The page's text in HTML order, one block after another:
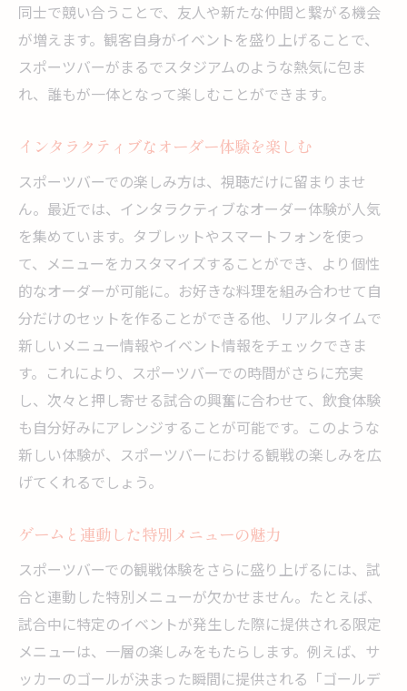
同士で競い合うことで、友人や新たな仲間と繋がる機会
が増えます。観客自身がイベントを盛り上げることで、
スポーツバーがまるでスタジアムのような熱気に包ま
れ、誰もが一体となって楽しむことができます。
インタラクティブなオーダー体験を楽しむ
スポーツバーでの楽しみ方は、視聴だけに留まりませ
ん。最近では、インタラクティブなオーダー体験が人気
を集めています。タブレットやスマートフォンを使っ
て、メニューをカスタマイズすることができ、より個性
的なオーダーが可能に。お好きな料理を組み合わせて自
分だけのセットを作ることができる他、リアルタイムで
新しいメニュー情報やイベント情報をチェックできま
す。これにより、スポーツバーでの時間がさらに充実
し、次々と押し寄せる試合の興奮に合わせて、飲食体験
も自分好みにアレンジすることが可能です。このような
新しい体験が、スポーツバーにおける観戦の楽しみを広
げてくれるでしょう。
ゲームと連動した特別メニューの魅力
スポーツバーでの観戦体験をさらに盛り上げるには、試
合と連動した特別メニューが欠かせません。たとえば、
試合中に特定のイベントが発生した際に提供される限定
メニューは、一層の楽しみをもたらします。例えば、サ
ッカーのゴールが決まった瞬間に提供される「ゴールデ